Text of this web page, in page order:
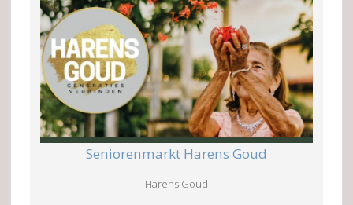
Seniorenmarkt Harens Goud
Harens Goud